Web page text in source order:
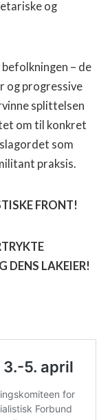
og
– de
og progressive
splittelsen
om til konkret
som
praksis.
FRONT!
DENS LAKEIER!